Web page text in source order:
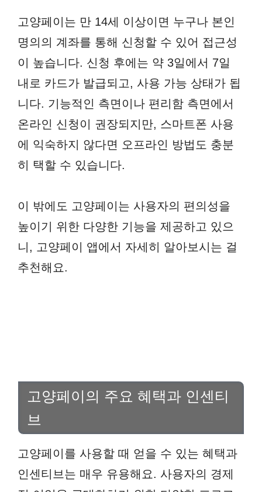
고양페이는 만 14세 이상이면 누구나 본인
명의의 계좌를 통해 신청할 수 있어 접근성
이 높습니다. 신청 후에는 약 3일에서 7일
내로 카드가 발급되고, 사용 가능 상태가 됩
니다. 기능적인 측면이나 편리함 측면에서
온라인 신청이 권장되지만, 스마트폰 사용
에 익숙하지 않다면 오프라인 방법도 충분
히 택할 수 있습니다.
이 밖에도 고양페이는 사용자의 편의성을
높이기 위한 다양한 기능을 제공하고 있으
니, 고양페이 앱에서 자세히 알아보시는 걸
추천해요.
고양페이의 주요 혜택과 인센티
브
고양페이를 사용할 때 얻을 수 있는 혜택과
인센티브는 매우 유용해요. 사용자의 경제